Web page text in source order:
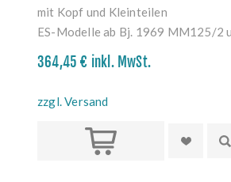
mit Kopf und Kleinteilen
ES-Modelle ab Bj. 1969 MM125/2
364,45 € inkl. MwSt.
zzgl. Versand
Kaufen